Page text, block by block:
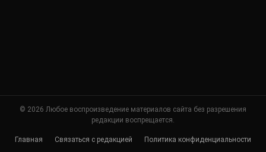
© 2026 Любое воспроизведение материалов сайта без разрешения
редакции воспрещается.
Главная Связаться с редакцией Политика конфиденциальности